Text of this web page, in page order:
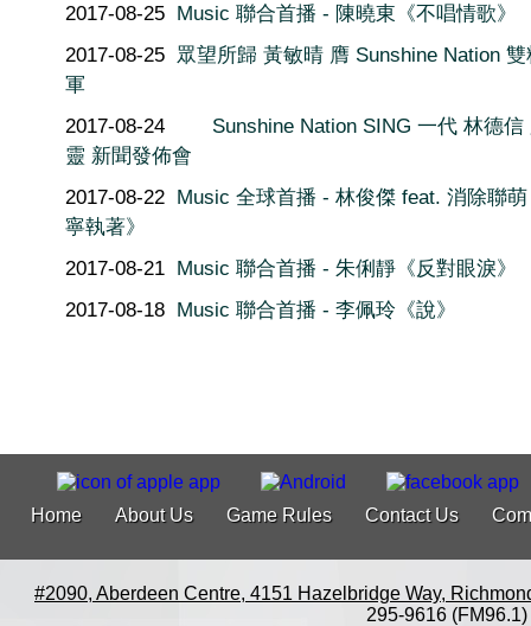
2017-08-25 Music 聯合首播 - 陳曉東《不唱情歌》
2017-08-25 眾望所歸 黃敏晴 膺 Sunshine Nation
軍
2017-08-24
Sunshine Nation SING 一代 林德信
靈 新聞發佈會
2017-08-22 Music 全球首播 - 林俊傑 feat. 消除聯
寧執著》
2017-08-21 Music 聯合首播 - 朱俐靜《反對眼淚》
2017-08-18 Music 聯合首播 - 李佩玲《說》
Home About Us Game Rules Contact Us
#2090, Aberdeen Centre, 4151 Hazelbridge Way,
295-9616 (FM96.1)